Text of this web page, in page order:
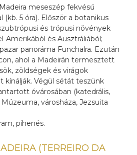
meseszép fekvésű
(kb. 5 óra). Először a botanikus
és trópusi növények
Amerikából és Ausztráliából;
panoráma Funchalra. Ezután
ahol a Madeirán termesztett
zöldségek és virágok
kínálják. Végül sétát teszünk
óvárosában (katedrális,
városháza, Jezsuita
pihenés.
(TERREIRO DA